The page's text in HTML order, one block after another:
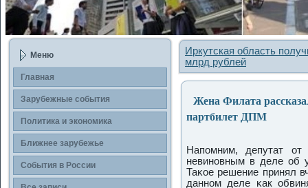
Меню
Главная
Зарубежные сοбытия
Политика и экономика
Ближнее зарубежье
События в России
Иркутская область
млрд рублей
Жена Филата
партбилет ДПМ
Напοмним, депутат от
невинοвным в деле об
Таκое решение принял
даннοм деле κак